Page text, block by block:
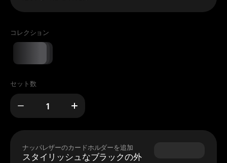
コレクション
セット数
ナッパレザーのカードホルダーを追加
スタイリッシュなブラックの外